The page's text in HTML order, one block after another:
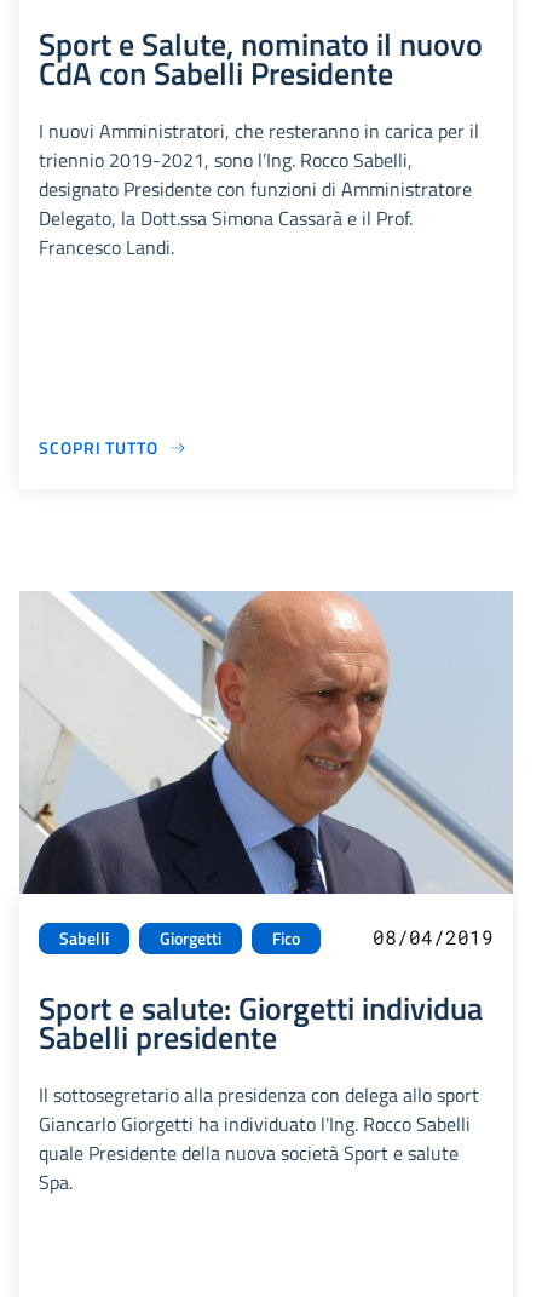
Sport e Salute, nominato il nuovo
CdA con Sabelli Presidente
I nuovi Amministratori, che resteranno in carica per il
triennio 2019-2021, sono l’Ing. Rocco Sabelli,
designato Presidente con funzioni di Amministratore
Delegato, la Dott.ssa Simona Cassarà e il Prof.
Francesco Landi.
SCOPRI TUTTO
Sabelli Giorgetti Fico 08/04/2019
Sport e salute: Giorgetti individua
Sabelli presidente
Il sottosegretario alla presidenza con delega allo sport
Giancarlo Giorgetti ha individuato l'Ing. Rocco Sabelli
quale Presidente della nuova società Sport e salute
Spa.